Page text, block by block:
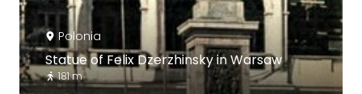
Polonia
Statue of Felix Dzerzhinsky in Warsaw
181 m